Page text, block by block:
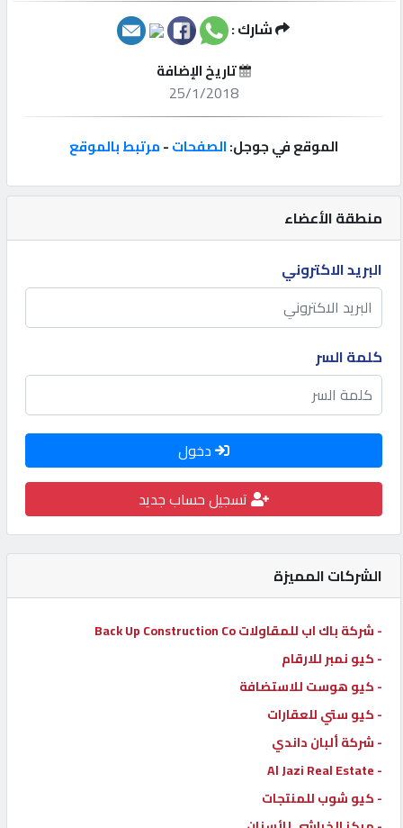
إتصل
إعلانات
المنتدى
كيو
مزاد
كيو
كيو
كارز
كيو
ماركت
الدليل
القطري
POWERED
QHOST
منطقة الأعضاء
البريد الاكتروني
كلمة السر
دخول
تسجيل حساب جديد
الشركات المميزة
- شركة باك اب للمقاولات Back Up Construction Co
- كيو نمبر للارقام
- كيو هوست للاستضافة
- كيو ستي للعقارات
- شركة ألبان داندي
- Al Jazi Real Estate
- كيو شوب للمنتجات
شارك :
تاريخ الإضافة
25/1/2018
الموقع في جوجل:الصفحات-مرتبط بالموقع